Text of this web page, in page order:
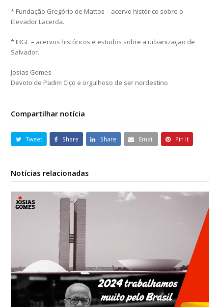
* Fundação Gregório de Mattos – acervo histórico sobre o
Elevador Lacerda.
* IBGE – acervos históricos e estudos sobre a urbanização de
Salvador.
Josias Gomes
Devoto de Padim Ciço e orgulhoso de ser nordestino
Compartilhar notícia
Tweet Share Share Email Pin It
Notícias relacionadas